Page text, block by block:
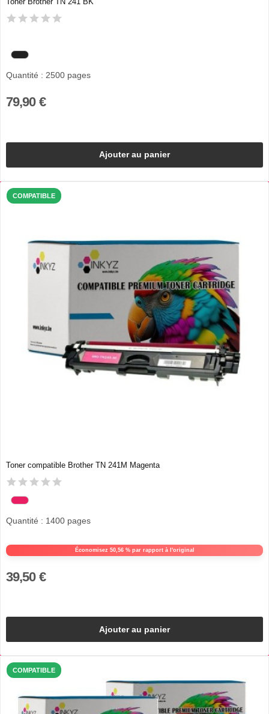
Quantité : 2500 pages
79,90 €
Ajouter au panier
COMPATIBLE
Toner compatible Brother TN 241M Magenta
Économisez 50,56 % par rapport à l'original
Quantité : 1400 pages
39,50 €
Ajouter au panier
COMPATIBLE